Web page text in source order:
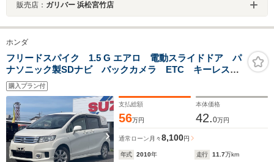
販売店： ガリバー 浜松宮竹店
ホンダ
フリードスパイク 1.5 G エアロ 電動スライドドア パ
ナソニック製SDナビ バックカメラ ETC キーレス
オートエアコン
購入プラン付
支払総額
56万円
本体価格
42.0万円
通常ローン 月々8,100円
年式 2010年 走行 11.7万km